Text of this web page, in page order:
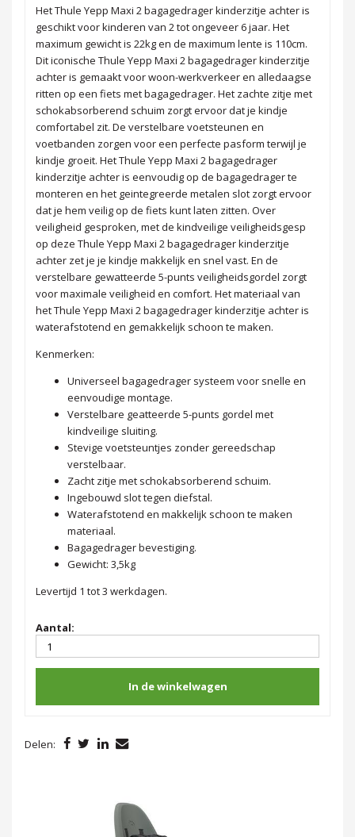
Het Thule Yepp Maxi 2 bagagedrager kinderzitje achter is
geschikt voor kinderen van 2 tot ongeveer 6 jaar. Het
maximum gewicht is 22kg en de maximum lente is 110cm.
Dit iconische Thule Yepp Maxi 2 bagagedrager kinderzitje
achter is gemaakt voor woon-werkverkeer en alledaagse
ritten op een fiets met bagagedrager. Het zachte zitje met
schokabsorberend schuim zorgt ervoor dat je kindje
comfortabel zit. De verstelbare voetsteunen en
voetbanden zorgen voor een perfecte pasform terwijl je
kindje groeit. Het Thule Yepp Maxi 2 bagagedrager
kinderzitje achter is eenvoudig op de bagagedrager te
monteren en het geintegreerde metalen slot zorgt ervoor
dat je hem veilig op de fiets kunt laten zitten. Over
veiligheid gesproken, met de kindveilige veiligheidsgesp
op deze Thule Yepp Maxi 2 bagagedrager kinderzitje
achter zet je je kindje makkelijk en snel vast. En de
verstelbare gewatteerde 5-punts veiligheidsgordel zorgt
voor maximale veiligheid en comfort. Het materiaal van
het Thule Yepp Maxi 2 bagagedrager kinderzitje achter is
waterafstotend en gemakkelijk schoon te maken.
Kenmerken:
Universeel bagagedrager systeem voor snelle en
eenvoudige montage.
Verstelbare geatteerde 5-punts gordel met
kindveilige sluiting.
Stevige voetsteuntjes zonder gereedschap
verstelbaar.
Zacht zitje met schokabsorberend schuim.
Ingebouwd slot tegen diefstal.
Waterafstotend en makkelijk schoon te maken
materiaal.
Bagagedrager bevestiging.
Gewicht: 3,5kg
Levertijd 1 tot 3 werkdagen.
Aantal:
In de winkelwagen
Delen: